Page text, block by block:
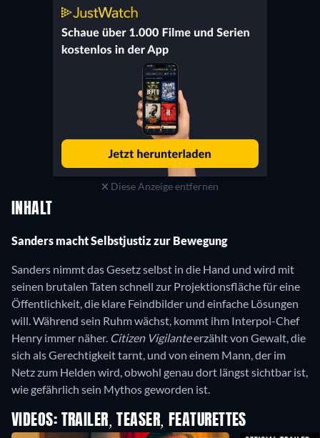
Diese Anzeige entfernen
INHALT
Sanders macht Selbstjustiz zur Bewegung
Sanders nimmt das Gesetz selbst in die Hand und wird mit
seinen brutalen Taten schnell zur Projektionsfläche für eine
Öffentlichkeit, die klare Feindbilder und einfache Lösungen
will. Während sein Ruhm wächst, kommt ihm Interpol-Chef
Henry immer näher. Citizen Vigilanteerzählt von Gewalt, die
sich als Gerechtigkeit tarnt, und von einem Mann, der im
Netz zum Helden wird, obwohl genau dort längst sichtbar ist,
wie gefährlich sein Mythos geworden ist.
VIDEOS: TRAILER, TEASER, FEATURETTES